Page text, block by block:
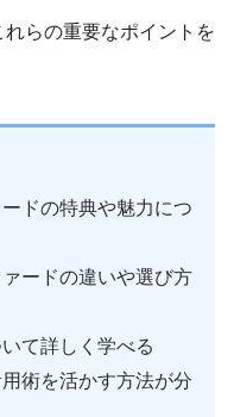
らの重要なポイントを
ドの特典や魅力につ
ードの違いや選び方
て詳しく学べる
術を活かす方法が分